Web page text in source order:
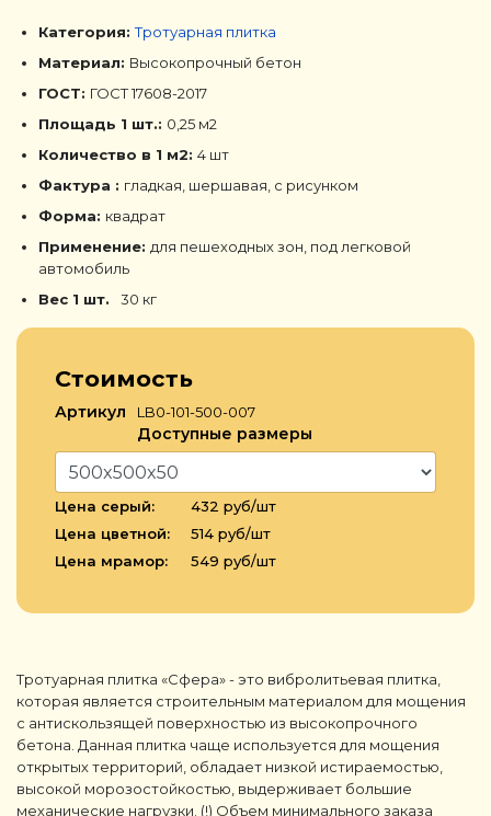
Категория:Тротуарная плитка
Материал: Высокопрочный бетон
ГОСТ: ГОСТ 17608-2017
Площадь 1 шт.: 0,25 м2
Количество в 1 м2: 4 шт
Фактура : гладкая, шершавая, с рисунком
Форма: квадрат
Применение: для пешеходных зон, под легковой
автомобиль
Вес 1 шт.
30 кг
Стоимость
Артикул LB0-101-500-007
Доступные размеры
Цена серый:
432 руб/шт
Цена цветной:
514 руб/шт
Цена мрамор:
549 руб/шт
Тротуарная плитка «Сфера» - это вибролитьевая плитка,
которая является строительным материалом для мощения
с антискользящей поверхностью из высокопрочного
бетона. Данная плитка чаще используется для мощения
открытых территорий, обладает низкой истираемостью,
высокой морозостойкостью, выдерживает большие
механические нагрузки. (!) Объем минимального заказа